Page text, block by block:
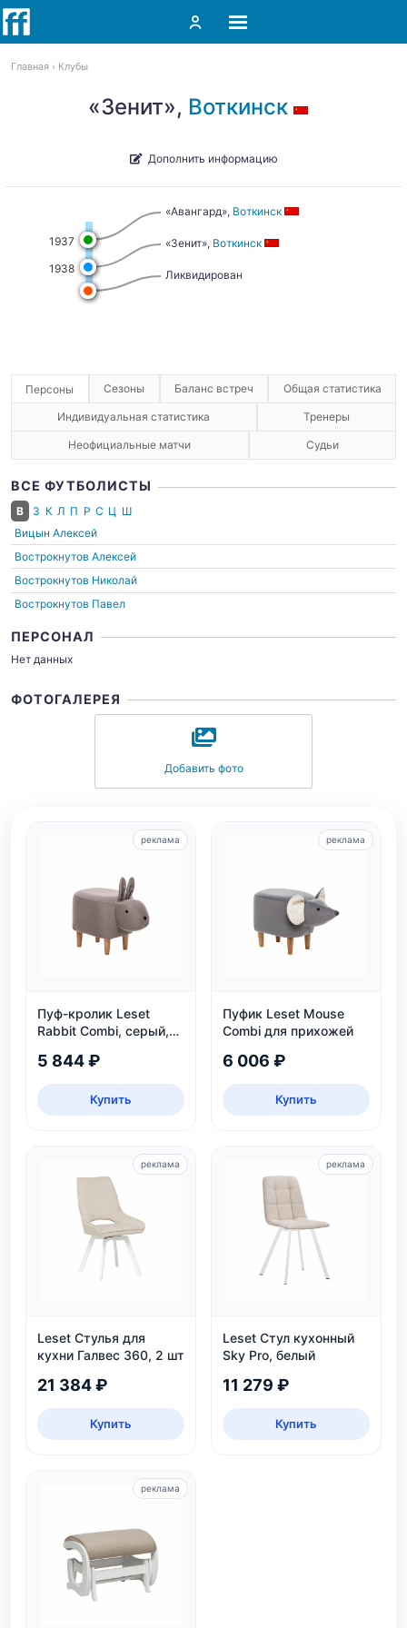
Главная Клубы
«Зенит», Воткинск
Дополнить информацию
1937
1938
«Авангард», Воткинск
«Зенит», Воткинск
Ликвидирован
Персоны Сезоны Баланс встреч Общая статистика
Индивидуальная статистика Тренеры
Неофициальные матчи Судьи
ВСЕ ФУТБОЛИСТЫ
В З К Л П Р С Ц Ш
Вицын Алексей
Вострокнутов Алексей
Вострокнутов Николай
Вострокнутов Павел
ПЕРСОНАЛ
Нет данных
ФОТОГАЛЕРЕЯ
Добавить фото
Пуф-кролик Leset
Rabbit Combi, серый,
кг
5 844 ₽
Купить
реклама
Пуфик Leset Mouse
Combi для прихожей
6 006 ₽
Купить
реклама
Leset Стулья для
кухни Галвес 360, 2 шт
21 384 ₽
Купить
реклама
Leset Стул кухонный
Sky Pro, белый
11 279 ₽
Купить
реклама
реклама